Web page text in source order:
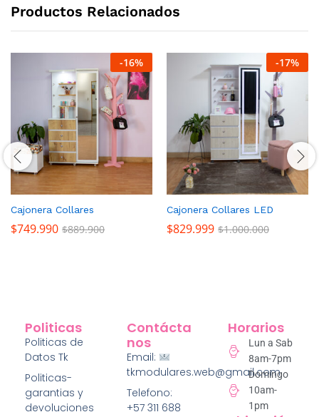
Productos Relacionados
-16%
Cajonera Collares
$749.990 $889.900
-17%
Cajonera Collares LED
$829.999 $1.000.000
Politicas
Politicas de
Datos Tk
Politicas-
garantias y
devoluciones
Contácta
Nos
Email:
tkmodulares.web@gmail.com
Telefono:
+57 311 688
Horarios
Lun a Sab
8am-7pm
Domingo
10am-
1pm